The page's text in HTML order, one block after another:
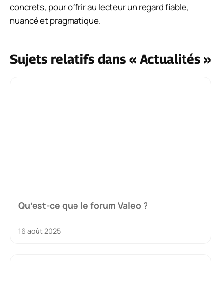
concrets, pour offrir au lecteur un regard fiable,
nuancé et pragmatique.
Sujets relatifs dans « Actualités »
Qu’est-ce que le forum Valeo ?
16 août 2025